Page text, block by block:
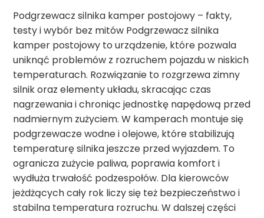
Podgrzewacz silnika kamper postojowy – fakty,
testy i wybór bez mitów Podgrzewacz silnika
kamper postojowy to urządzenie, które pozwala
uniknąć problemów z rozruchem pojazdu w niskich
temperaturach. Rozwiązanie to rozgrzewa zimny
silnik oraz elementy układu, skracając czas
nagrzewania i chroniąc jednostkę napędową przed
nadmiernym zużyciem. W kamperach montuje się
podgrzewacze wodne i olejowe, które stabilizują
temperaturę silnika jeszcze przed wyjazdem. To
ogranicza zużycie paliwa, poprawia komfort i
wydłuża trwałość podzespołów. Dla kierowców
jeżdżących cały rok liczy się też bezpieczeństwo i
stabilna temperatura rozruchu. W dalszej części